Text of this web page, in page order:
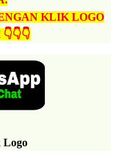
KLIK LOGO
Logo